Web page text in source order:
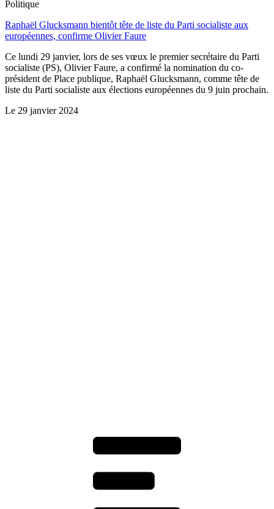
Politique
Raphaël Glucksmann bientôt tête de liste du Parti socialiste aux
européennes, confirme Olivier Faure
Ce lundi 29 janvier, lors de ses vœux le premier secrétaire du Parti
socialiste (PS), Olivier Faure, a confirmé la nomination du co-
président de Place publique, Raphaël Glucksmann, comme tête de
liste du Parti socialiste aux élections européennes du 9 juin prochain.
Le 29 janvier 2024